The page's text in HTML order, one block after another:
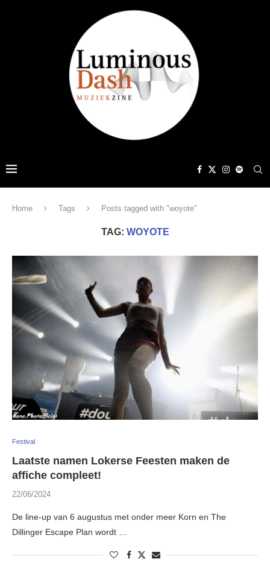
Home Tags Posts tagged with "woyote"
TAG: WOYOTE
Festival
Laatste namen Lokerse Feesten maken de
affiche compleet!
22/06/2024
De line-up van 6 augustus met onder meer Korn en The
Dillinger Escape Plan wordt …